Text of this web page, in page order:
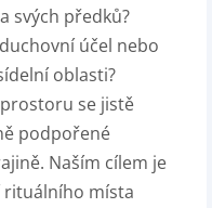
svých předků?
účel nebo
oblasti?
se jistě
podpořené
Naším cílem je
rituálního místa